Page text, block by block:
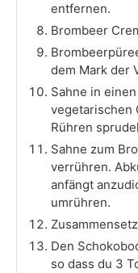
entfernen.
Brombeer
dem Mark der
Sahne in
vegetarischen
Rühren
Sahne zum
verrühren.
anfängt
umrühren.
Den
so dass du 3